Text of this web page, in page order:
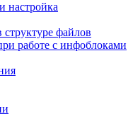
настройка
файлов
работе с инфоблоками